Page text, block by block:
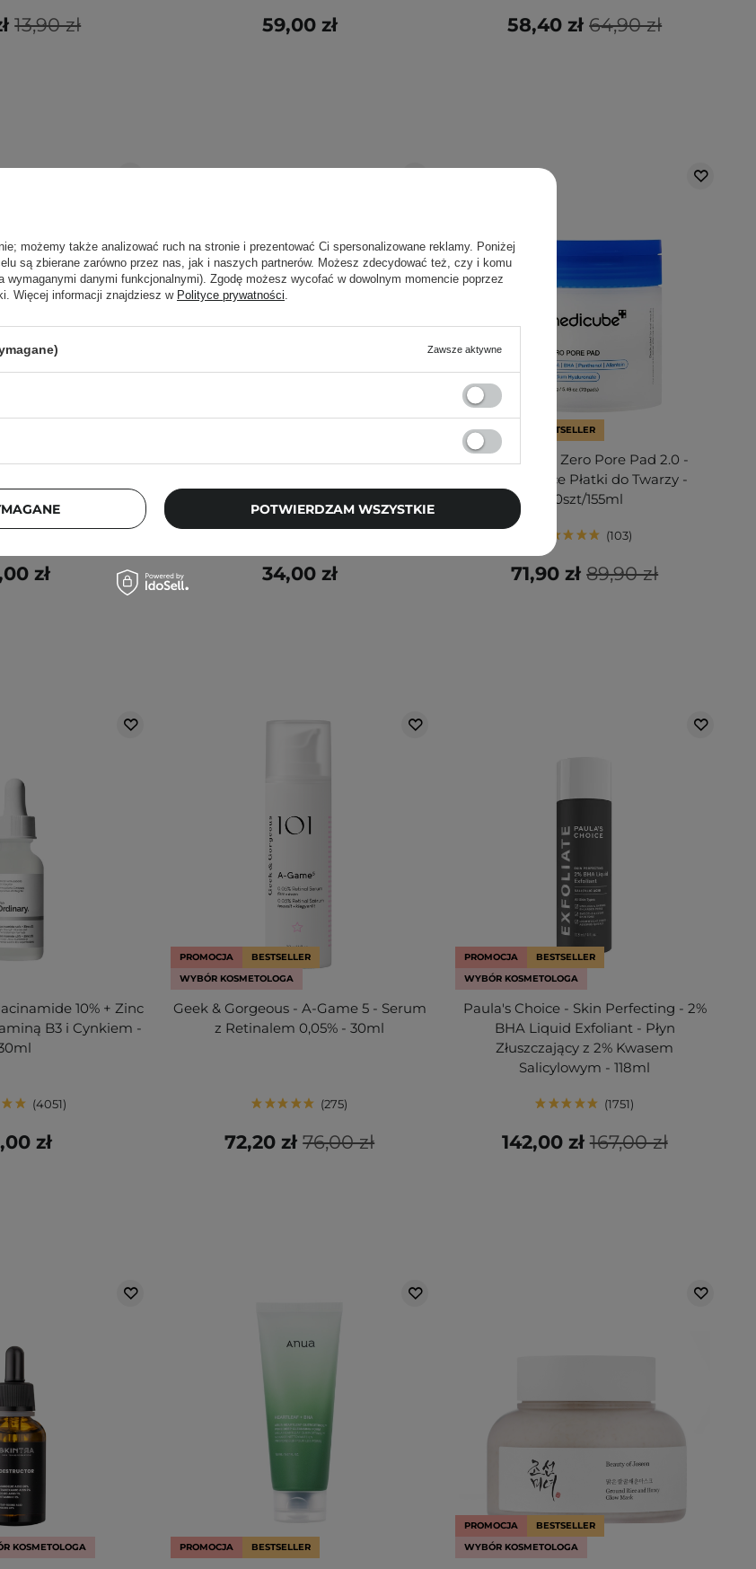
13,90 zł 59,00 zł 64,90 zł
58,40 zł
zł 34,00 zł
PROMOCJA BESTSELLER
Medicube - Zero Pore Pad 2.0 -
Złuszczające Płatki do Twarzy -
70szt/155ml
103
89,90 zł
71,90 zł
10% + Zinc
B3 i Cynkiem -
4051
zł
PROMOCJA
BESTSELLER
WYBÓR KOSMETOLOGA
Geek & Gorgeous - A-Game 5 - Serum
z Retinalem 0,05% - 30ml
275
76,00 zł
72,20 zł
PROMOCJA
BESTSELLER
WYBÓR KOSMETOLOGA
Paula's Choice - Skin Perfecting - 2%
BHA Liquid Exfoliant - Płyn
Złuszczający z 2% Kwasem
Salicylowym - 118ml
1751
167,00 zł
142,00 zł
KOSMETOLOGA PROMOCJA BESTSELLER
PROMOCJA
BESTSELLER
WYBÓR KOSMETOLOGA
możemy także analizować ruch na stronie i prezentować Ci spersonalizowane reklamy. Poniżej
są zbierane zarówno przez nas, jak i naszych partnerów. Możesz zdecydować też, czy i komu
wymaganymi danymi funkcjonalnymi). Zgodę możesz wycofać w dowolnym momencie poprzez
Więcej informacji znajdziesz w Polityce prywatności.
Zawsze aktywne
POTWIERDZAM WSZYSTKIE